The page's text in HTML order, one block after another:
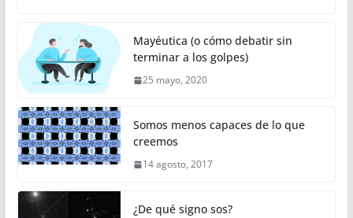
Mayéutica (o cómo debatir sin
terminar a los golpes)
25 mayo, 2020
Somos menos capaces de lo que
creemos
14 agosto, 2017
¿De qué signo sos?